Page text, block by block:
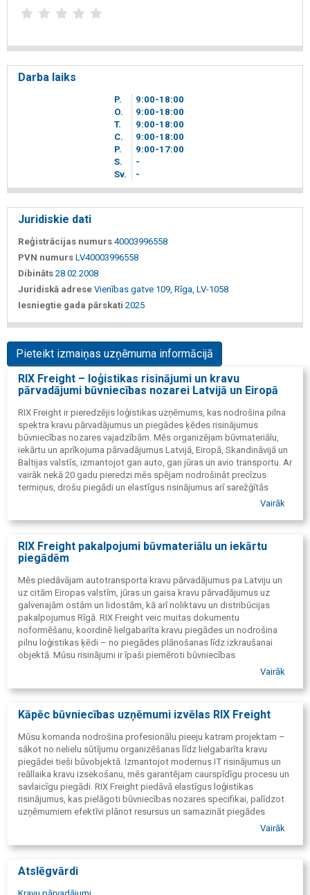
Darba laiks
P. 9 00-18 00
O.
9 00-18 00
T.
9 00-18 00
C.
9 00-18 00
P.
9 00-17 00
S.
-
Sv.
-
Juridiskie dati
Reģistrācijas numurs 40003996558
PVN numurs LV40003996558
Dibināts 28.02.2008
Juridiskā adrese Vienības gatve 109, Rīga, LV-1058
Iesniegtie gada pārskati 2025
Pieteikt izmaiņas uzņēmuma informācijā
RIX Freight – loģistikas risinājumi un kravu
pārvadājumi būvniecības nozarei Latvijā un Eiropā
RIX Freight ir pieredzējis loģistikas uzņēmums, kas nodrošina pilna
spektra kravu pārvadājumus un piegādes ķēdes risinājumus
būvniecības nozares vajadzībām. Mēs organizējam būvmateriālu,
iekārtu un aprīkojuma pārvadājumus Latvijā, Eiropā, Skandināvijā un
Baltijas valstīs, izmantojot gan auto, gan jūras un avio transportu. Ar
vairāk nekā 20 gadu pieredzi mēs spējam nodrošināt precīzus
termiņus, drošu piegādi un elastīgus risinājumus arī sarežģītās
drošības un ilgtspējas standartiem. Tas klientiem sniedz papildu
pārliecību par atbildīgu pieeju loģistikas procesiem un augstu
pakalpojumu kvalitāti.
Vairāk
RIX Freight pakalpojumi būvmateriālu un iekārtu
piegādēm
Mēs piedāvājam autotransporta kravu pārvadājumus pa Latviju un
uz citām Eiropas valstīm, jūras un gaisa kravu pārvadājumus uz
galvenajām ostām un lidostām, kā arī noliktavu un distribūcijas
pakalpojumus Rīgā. RIX Freight veic muitas dokumentu
noformēšanu, koordinē lielgabarīta kravu piegādes un nodrošina
pilnu loģistikas ķēdi – no piegādes plānošanas līdz izkraušanai
objektā. Mūsu risinājumi ir īpaši piemēroti būvniecības
uzņēmumiem, kuriem svarīga ir piegāžu nepārtrauktība un termiņu
Vairāk
Kāpēc būvniecības uzņēmumi izvēlas RIX Freight
Mūsu komanda nodrošina profesionālu pieeju katram projektam –
sākot no nelielu sūtījumu organizēšanas līdz lielgabarīta kravu
piegādei tieši būvobjektā. Izmantojot modernus IT risinājumus un
reāllaika kravu izsekošanu, mēs garantējam caurspīdīgu procesu un
savlaicīgu piegādi. RIX Freight piedāvā elastīgus loģistikas
risinājumus, kas pielāgoti būvniecības nozares specifikai, palīdzot
uzņēmumiem efektīvi plānot resursus un samazināt piegādes
Vairāk
Atslēgvārdi